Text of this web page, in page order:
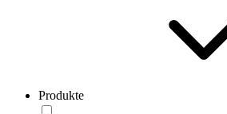
Produkte